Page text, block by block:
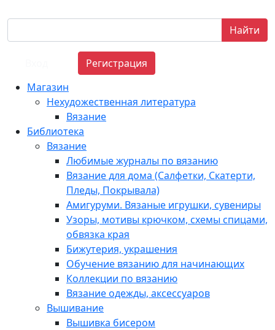
Найти
Регистрация
Магазин
Нехудожественная литература
Вязание
Библиотека
Вязание
Любимые журналы по вязанию
Вязание для дома (Салфетки, Скатерти,
Пледы, Покрывала)
Амигуруми. Вязаные игрушки, сувениры
Узоры, мотивы крючком, схемы спицами,
обвязка края
Бижутерия, украшения
Обучение вязанию для начинающих
Коллекции по вязанию
Вязание одежды, аксессуаров
Вышивание
Вышивка бисером